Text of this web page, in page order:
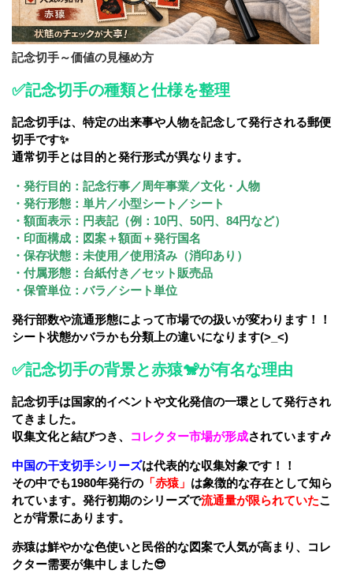
記念切手～価値の見極め方
✅記念切手の種類と仕様を整理
記念切手は、特定の出来事や人物を記念して発行される郵便
切手です✨
通常切手とは目的と発行形式が異なります。
・発行目的：記念行事／周年事業／文化・人物
・発行形態：単片／小型シート／シート
・額面表示：円表記（例：10円、50円、84円など）
・印面構成：図案＋額面＋発行国名
・保存状態：未使用／使用済み（消印あり）
・付属形態：台紙付き／セット販売品
・保管単位：バラ／シート単位
発行部数や流通形態によって市場での扱いが変わります！！
シート状態かバラかも分類上の違いになります(>_<)
✅記念切手の背景と赤猿🐒が有名な理由
記念切手は国家的イベントや文化発信の一環として発行され
てきました。
収集文化と結びつき、
コレクター市場が形成されています🎶
中国の干支切手シリーズは代表的な収集対象です！！
その中でも1980年発行の 「赤猿」 は象徴的な存在として知ら
れています。発行初期のシリーズで流通量が限られていたこ
とが背景にあります。
赤猿は鮮やかな色使いと民俗的な図案で人気が高まり、コレ
クター需要が集中しました😎